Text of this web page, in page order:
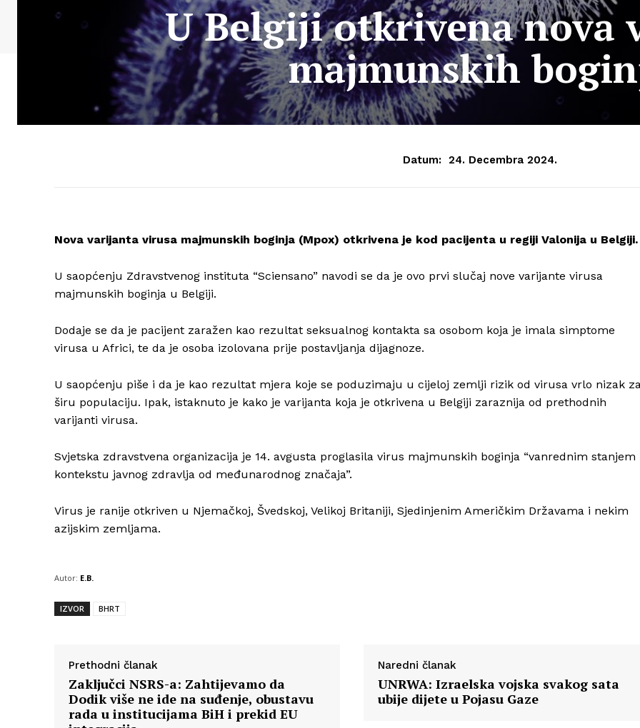
O nama
U Belgiji otkrivena nova
majmunskih
Datum: 24. Decembra 2024.
Nova varijanta virusa majmunskih boginja (Mpox) otkrivena je kod pacijenta u regiji Valonija u Belgiji.
U saopćenju Zdravstvenog instituta “Sciensano” navodi se da je ovo prvi slučaj nove varijante virusa
majmunskih boginja u Belgiji.
Dodaje se da je pacijent zaražen kao rezultat seksualnog kontakta sa osobom koja je imala simptome
virusa u Africi, te da je osoba izolovana prije postavljanja dijagnoze.
U saopćenju piše i da je kao rezultat mjera koje se poduzimaju u cijeloj zemlji rizik od virusa vrlo nizak
širu populaciju. Ipak, istaknuto je kako je varijanta koja je otkrivena u Belgiji zaraznija od prethodnih
varijanti virusa.
Svjetska zdravstvena organizacija je 14. avgusta proglasila virus majmunskih boginja “vanrednim stanjem
kontekstu javnog zdravlja od međunarodnog značaja”.
Virus je ranije otkriven u Njemačkoj, Švedskoj, Velikoj Britaniji, Sjedinjenim Američkim Državama i nekim
azijskim zemljama.
Autor: E.B.
IZVOR BHRT
Prethodni članak
Zaključci NSRS-a: Zahtijevamo da
Dodik više ne ide na suđenje, obustavu
rada u institucijama BiH i prekid EU
Naredni članak
UNRWA: Izraelska vojska svakog sata
ubije dijete u Pojasu Gaze